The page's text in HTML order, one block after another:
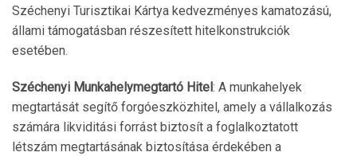
Széchenyi Turisztikai Kártya kedvezményes kamatozású,
állami támogatásban részesített hitelkonstrukciók
esetében.
Széchenyi Munkahelymegtartó Hitel: A munkahelyek
megtartását segítő forgóeszközhitel, amely a vállalkozás
számára likviditási forrást biztosít a foglalkoztatott
létszám megtartásának biztosítása érdekében a